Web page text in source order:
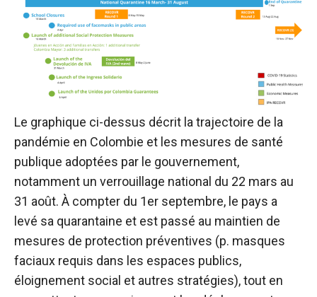
Le graphique ci-dessus décrit la trajectoire de la
pandémie en Colombie et les mesures de santé
publique adoptées par le gouvernement,
notamment un verrouillage national du 22 mars au
31 août. À compter du 1er septembre, le pays a
levé sa quarantaine et est passé au maintien de
mesures de protection préventives (p. masques
faciaux requis dans les espaces publics,
éloignement social et autres stratégies), tout en